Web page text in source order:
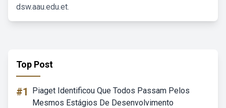
dsw.aau.edu.et.
Top Post
#1
Piaget Identificou Que Todos Passam Pelos
Mesmos Estágios De Desenvolvimento